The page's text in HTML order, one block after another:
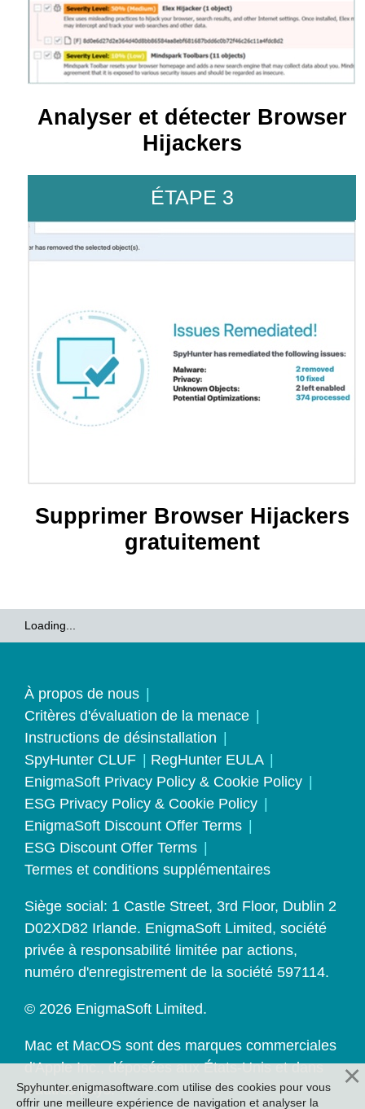
Analyser et détecter Browser
Hijackers
ÉTAPE 3
Supprimer Browser Hijackers
gratuitement
Loading...
À propos de nous
Critères d'évaluation de la menace
Instructions de désinstallation
SpyHunter CLUF
RegHunter EULA
EnigmaSoft Privacy Policy & Cookie Policy
ESG Privacy Policy & Cookie Policy
EnigmaSoft Discount Offer Terms
ESG Discount Offer Terms
Termes et conditions supplémentaires
Siège social: 1 Castle Street, 3rd Floor, Dublin 2
D02XD82 Irlande. EnigmaSoft Limited, société
privée à responsabilité limitée par actions,
numéro d'enregistrement de la société 597114.
© 2026 EnigmaSoft Limited.
Mac et MacOS sont des marques commerciales
d'Apple Inc., déposées aux États-Unis et dans
d'autres pays.
Spyhunter.enigmasoftware.com utilise des cookies pour vous
offrir une meilleure expérience de navigation et analyser la